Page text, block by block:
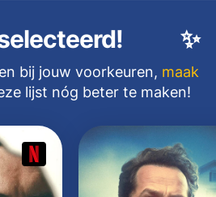
✨
bij jouw voorkeuren, maak
lijst nóg beter te maken!